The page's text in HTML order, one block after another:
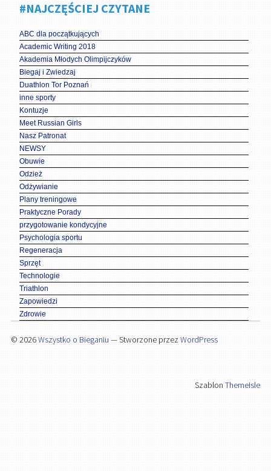
#NAJCZĘŚCIEJ CZYTANE
ABC dla początkujących
Academic Writing 2018
Akademia Młodych Olimpijczyków
Biegaj i Zwiedzaj
Duathlon Tor Poznań
inne sporty
Kontuzje
Meet Russian Girls
Nasz Patronat
NEWSY
Obuwie
Odzież
Odżywianie
Plany treningowe
Praktyczne Porady
przygotowanie kondycyjne
Psychologia sportu
Regeneracja
Sprzęt
Technologie
Triathlon
Zapowiedzi
Zdrowie
© 2026Wszystko o Bieganiu — Stworzone przez WordPress
SzablonThemeIsle